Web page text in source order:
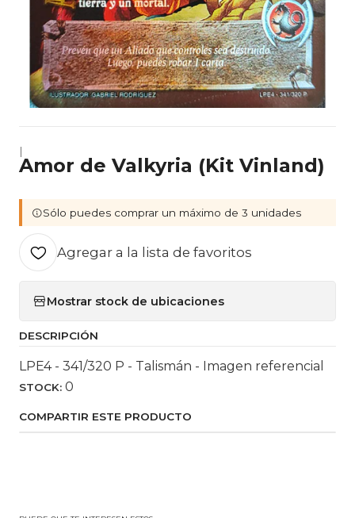
|
Amor de Valkyria (Kit Vinland)
Sólo puedes comprar un máximo de 3 unidades
Agregar a la lista de favoritos
Mostrar stock de ubicaciones
DESCRIPCIÓN
LPE4 - 341/320 P - Talismán - Imagen referencial
STOCK: 0
COMPARTIR ESTE PRODUCTO